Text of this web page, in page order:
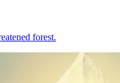
forest.